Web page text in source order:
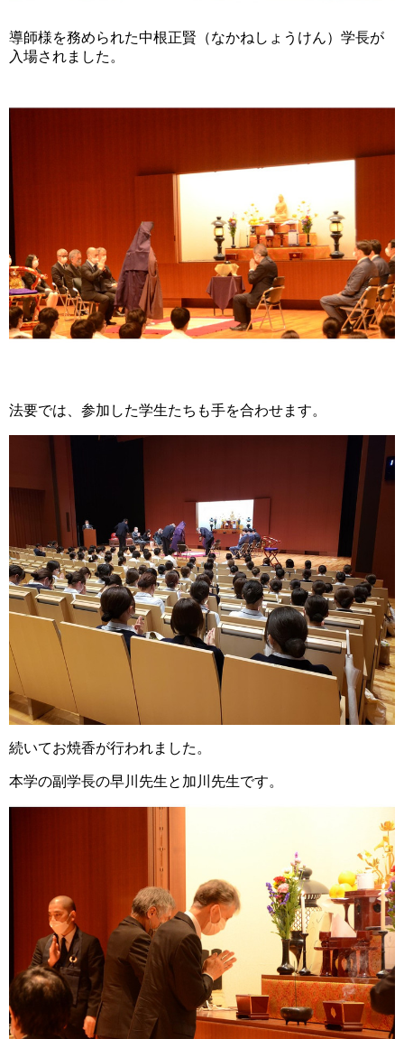
導師様を務められた中根正賢（なかねしょうけん）学長が
入場されました。
法要では、参加した学生たちも手を合わせます。
続いてお焼香が行われました。
本学の副学長の早川先生と加川先生です。